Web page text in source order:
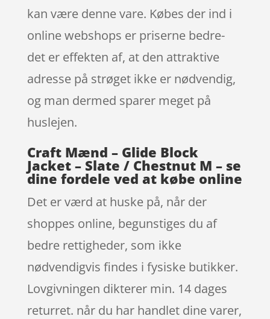
kan være denne vare. Købes der ind i
online webshops er priserne bedre-
det er effekten af, at den attraktive
adresse på strøget ikke er nødvendig,
og man dermed sparer meget på
huslejen.
Craft Mænd – Glide Block
Jacket – Slate / Chestnut M – se
dine fordele ved at købe online
Det er værd at huske på, når der
shoppes online, begunstiges du af
bedre rettigheder, som ikke
nødvendigvis findes i fysiske butikker.
Lovgivningen dikterer min. 14 dages
returret. når du har handlet dine varer,